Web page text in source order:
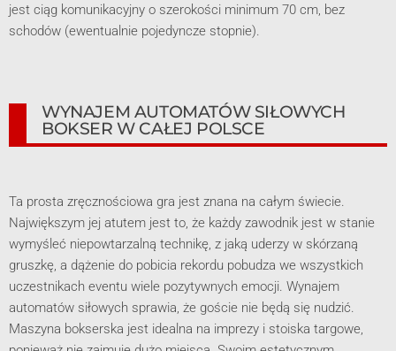
jest ciąg komunikacyjny o szerokości minimum 70 cm, bez
schodów (ewentualnie pojedyncze stopnie).
WYNAJEM AUTOMATÓW SIŁOWYCH
BOKSER W CAŁEJ POLSCE
Ta prosta zręcznościowa gra jest znana na całym świecie.
Największym jej atutem jest to, że każdy zawodnik jest w stanie
wymyśleć niepowtarzalną technikę, z jaką uderzy w skórzaną
gruszkę, a dążenie do pobicia rekordu pobudza we wszystkich
uczestnikach eventu wiele pozytywnych emocji. Wynajem
automatów siłowych sprawia, że goście nie będą się nudzić.
Maszyna bokserska jest idealna na imprezy i stoiska targowe,